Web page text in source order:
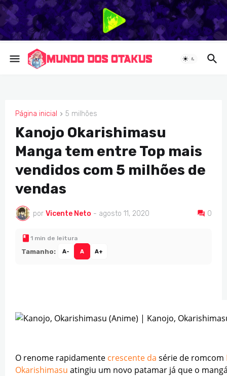
Página inicial 5 milhões
5 MILHÕES
Kanojo Okarishimasu
Manga tem entre Top mais
vendidos com 5 milhões de
vendas
por Vicente Neto - agosto 11, 2020 0
1 min de leitura
Tamanho: A- A A+
O renome rapidamente crescente da série de romcom
Okarishimasu atingiu um novo patamar já que o